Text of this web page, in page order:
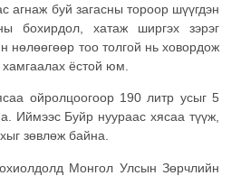
агнаж буй загасны тороор шүүгдэн
бохирдол, хатаж ширгэх зэрэг
нөлөөгөөр тоо толгой нь ховордож
ёстой юм.
ойролцоогоор 190 литр усыг 5
Иймээс Буйр нуураас хясаа түүж,
зөвлөж байна.
Монгол Улсын Зөрчлийн